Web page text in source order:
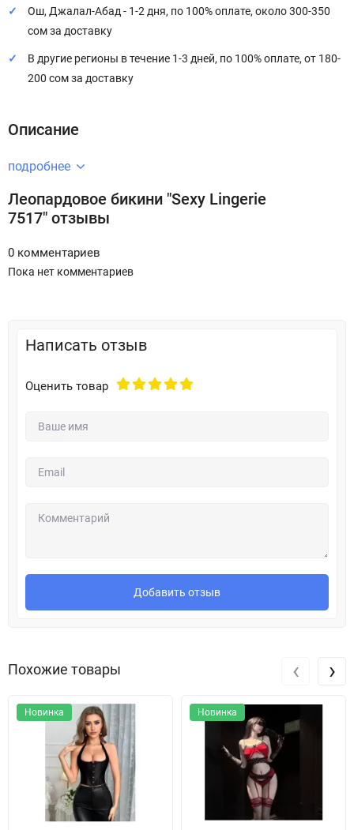
Ош, Джалал-Абад - 1-2 дня, по 100% оплате, около 300-350
сом за доставку
В другие регионы в течение 1-3 дней, по 100% оплате, от 180-
200 сом за доставку
Описание
подробнее
Леопардовое бикини "Sexy Lingerie
7517" отзывы
0 комментариев
Пока нет комментариев
Написать отзыв
Оценить товар
Добавить отзыв
Похожие товары
Новинка Новинка
‹ ›